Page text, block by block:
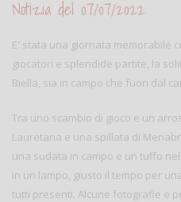
Notizia del 07/07/2022
E' stata una giornata memorabile
giocatori e splendide partite, la
Biella, sia in campo che fuori dal
Tra uno scambio di gioco e un
Lauretana e una spillata di
una sudata in campo e un tuffo
in un lampo, giusto il tempo per
tutti presenti. Alcune fotografie e